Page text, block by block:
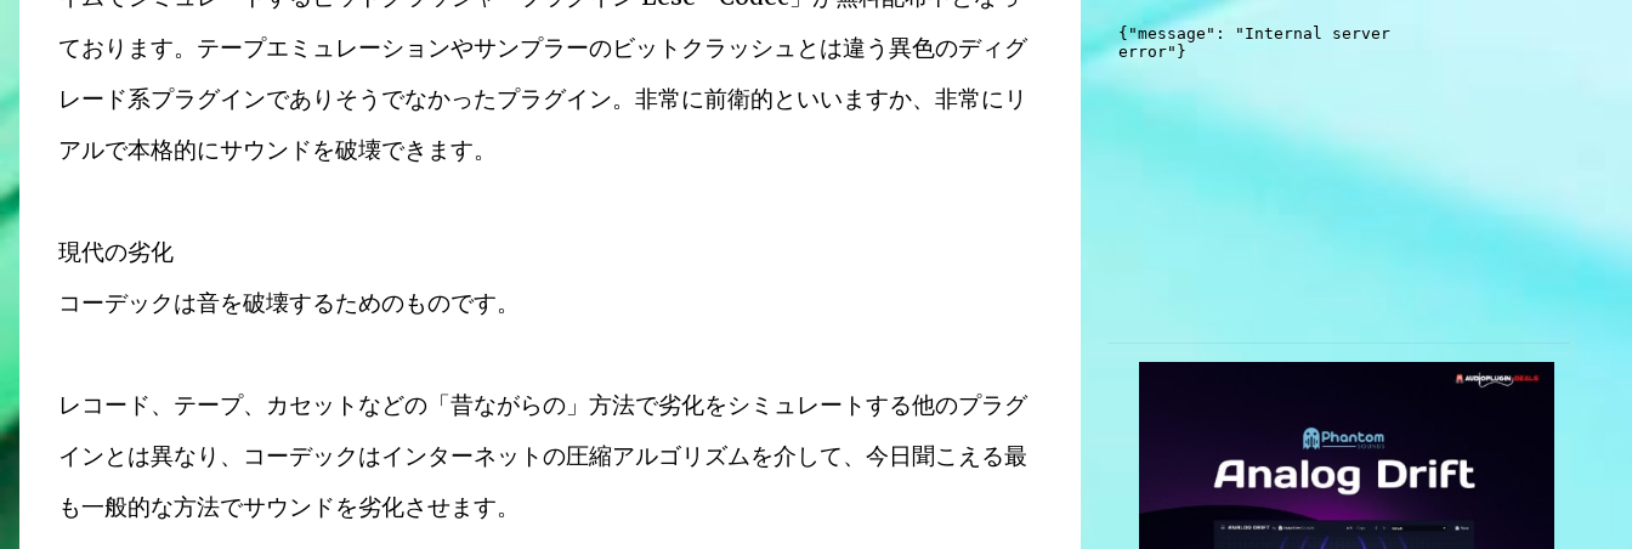
ております。テープエミュレーションやサンプラーのビットクラッシュとは違う異色のディグ
レード系プラグインでありそうでなかったプラグイン。非常に前衛的といいますか、非常にリ
アルで本格的にサウンドを破壊できます。
現代の劣化
コーデックは音を破壊するためのものです。
レコード、テープ、カセットなどの「昔ながらの」方法で劣化をシミュレートする他のプラグ
インとは異なり、コーデックはインターネットの圧縮アルゴリズムを介して、今日聞こえる最
も一般的な方法でサウンドを劣化させます。